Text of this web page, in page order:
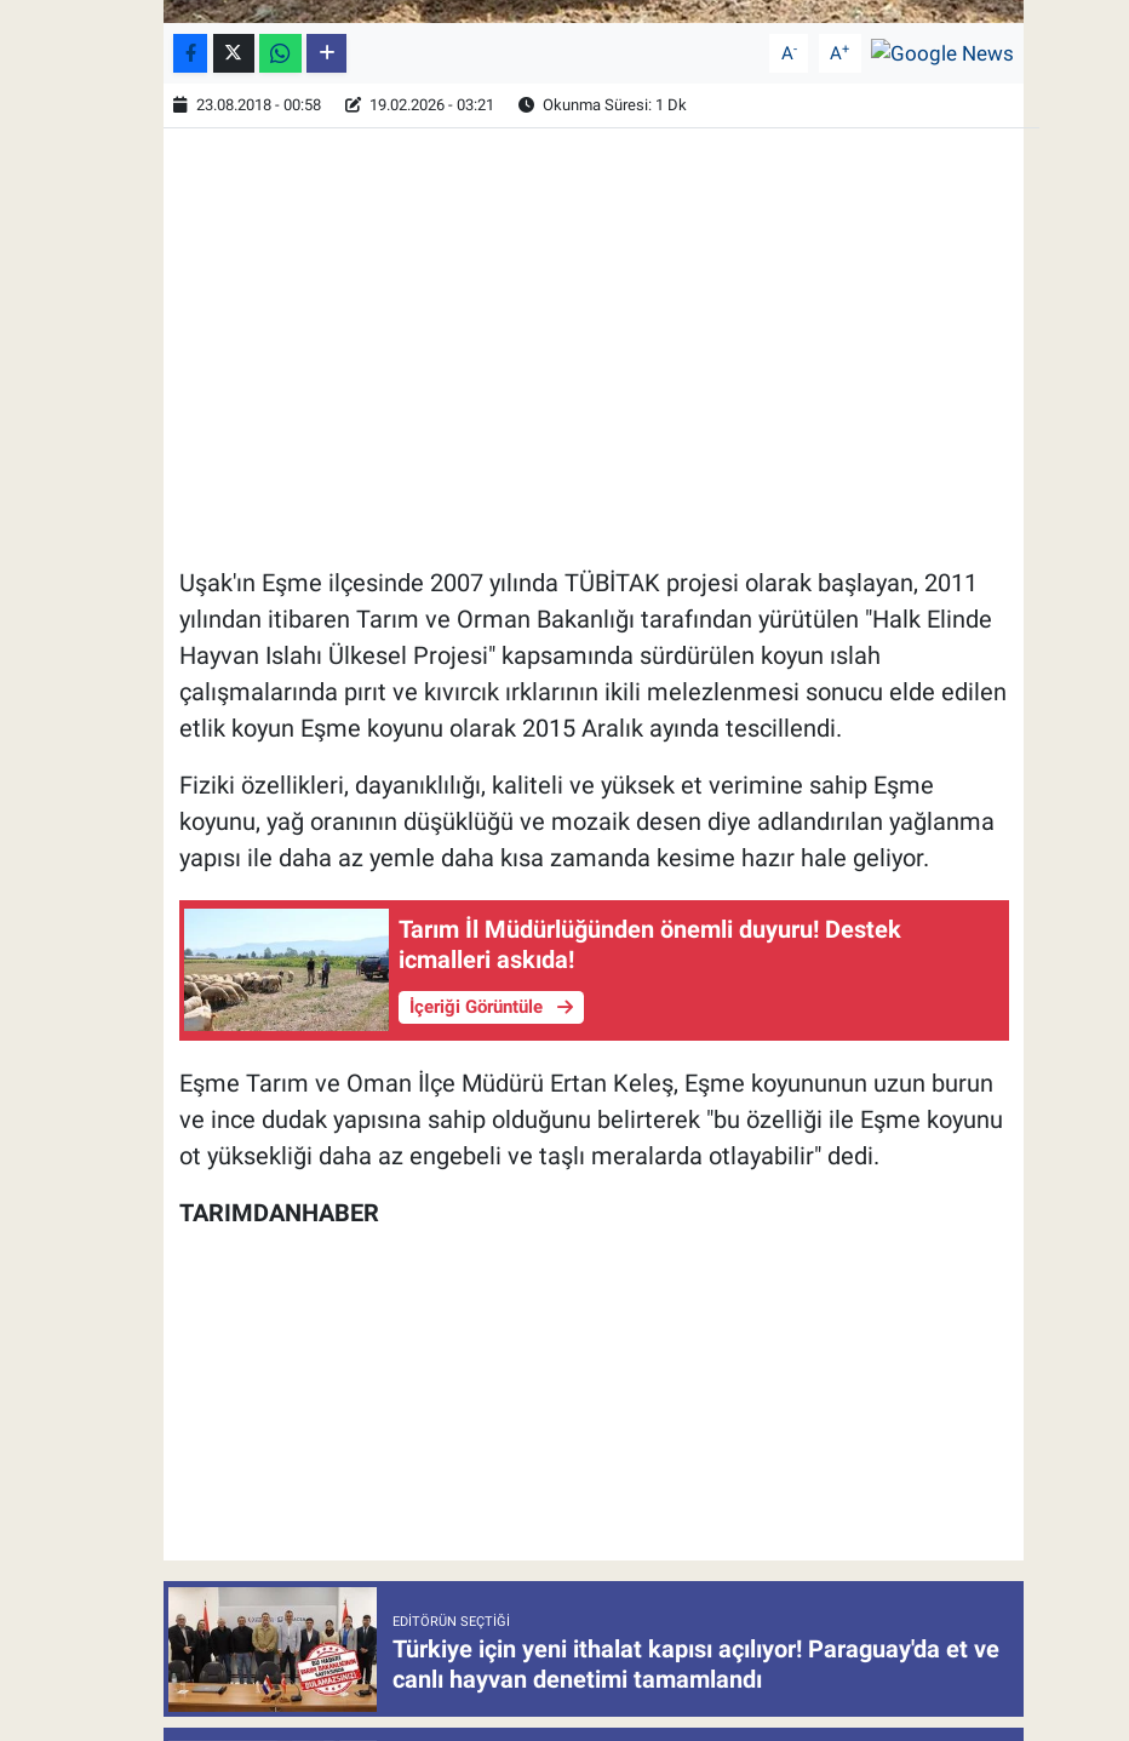
A- A+
23.08.2018 - 00:58 19.02.2026 - 03:21 Okunma Süresi: 1 Dk
Uşak'ın Eşme ilçesinde 2007 yılında TÜBİTAK projesi olarak başlayan, 2011
yılından itibaren Tarım ve Orman Bakanlığı tarafından yürütülen "Halk Elinde
Hayvan Islahı Ülkesel Projesi" kapsamında sürdürülen koyun ıslah
çalışmalarında pırıt ve kıvırcık ırklarının ikili melezlenmesi sonucu elde edilen
etlik koyun Eşme koyunu olarak 2015 Aralık ayında tescillendi.
Fiziki özellikleri, dayanıklılığı, kaliteli ve yüksek et verimine sahip Eşme
koyunu, yağ oranının düşüklüğü ve mozaik desen diye adlandırılan yağlanma
yapısı ile daha az yemle daha kısa zamanda kesime hazır hale geliyor.
Tarım İl Müdürlüğünden önemli duyuru! Destek
icmalleri askıda!
İçeriği Görüntüle
Eşme Tarım ve Oman İlçe Müdürü Ertan Keleş, Eşme koyununun uzun burun
ve ince dudak yapısına sahip olduğunu belirterek "bu özelliği ile Eşme koyunu
ot yüksekliği daha az engebeli ve taşlı meralarda otlayabilir" dedi.
TARIMDANHABER
EDITÖRÜN SEÇTIĞI
Türkiye için yeni ithalat kapısı açılıyor! Paraguay'da et ve
canlı hayvan denetimi tamamlandı